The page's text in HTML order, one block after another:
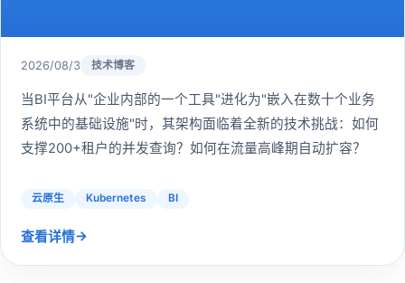
2026/08/3 技术博客
当BI平台从"企业内部的一个工具"进化为"嵌入在数十个业务
系统中的基础设施"时，其架构面临着全新的技术挑战：如何
支撑200+租户的并发查询？如何在流量高峰期自动扩容？
云原生 Kubernetes BI
查看详情→